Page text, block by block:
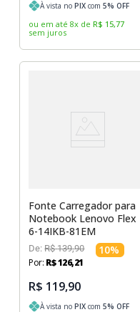
À vista noPIX com5% OFF
ou em até 8x de R$ 15,77
sem juros
Fonte Carregador para
Notebook Lenovo Flex
6-14IKB-81EM
De:R$ 139,90 10%
Por: R$126,21
R$ 119,90
À vista noPIX com5% OFF